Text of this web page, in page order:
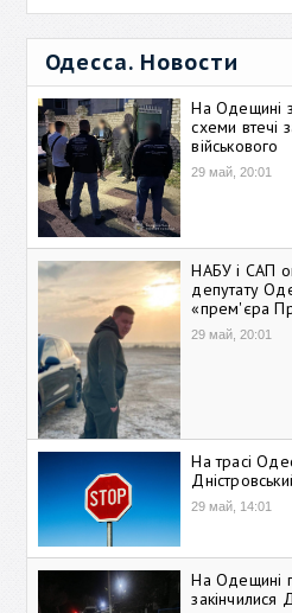
Одесса. Новости
На Одещині
схеми втечі
військового
29 май, 20:01
НАБУ і САП
депутату
«прем'єра
29 май, 20:01
На трасі
29 май, 14:01
На Одещині
закінчилися